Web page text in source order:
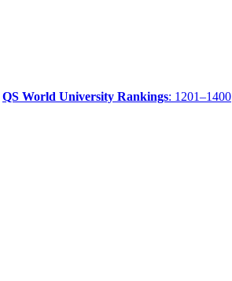
QS World University Rankings: 1201–1400